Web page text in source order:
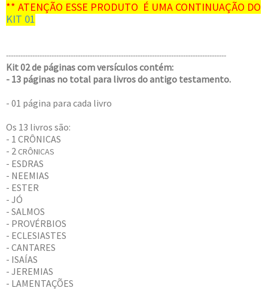
** ATENÇÃO ESSE PRODUTO É UMA CONTINUAÇÃO DO
KIT 01
--------------------------------------------------------------------------------------------
Kit 02 de páginas com versículos contém:
- 13 páginas no total para livros do antigo testamento.
- 01 página para cada livro
Os 13 livros são:
- 1 CRÔNICAS
- 2 CRÔNICAS
- ESDRAS
- NEEMIAS
- ESTER
- JÓ
- SALMOS
- PROVÉRBIOS
- ECLESIASTES
- CANTARES
- ISAÍAS
- JEREMIAS
- LAMENTAÇÕES